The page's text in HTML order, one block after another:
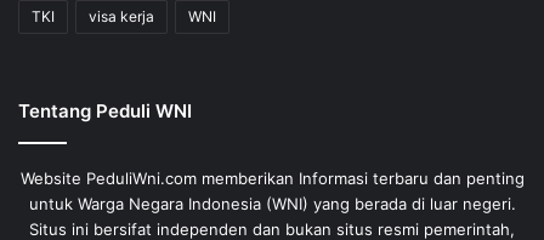
TKI visa kerja WNI
Tentang Peduli WNI
Website PeduliWni.com memberikan Informasi terbaru dan penting
untuk Warga Negara Indonesia (WNI) yang berada di luar negeri.
Situs ini bersifat independen dan bukan situs resmi pemerintah,